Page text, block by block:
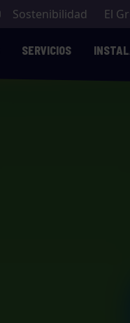
Sostenibilidad El
SERVICIOS